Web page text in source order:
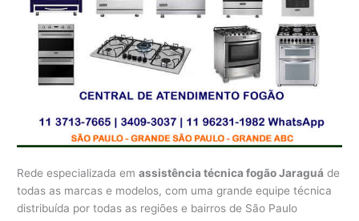
Rede especializada emassistência técnica fogão Jaraguá de
todas as marcas e modelos, com uma grande equipe técnica
distribuída por todas as regiões e bairros de São Paulo